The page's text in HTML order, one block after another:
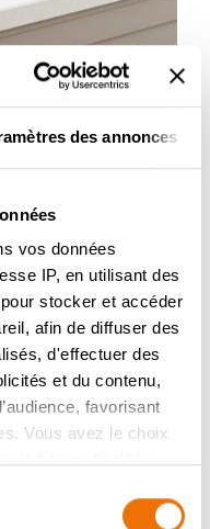
des annonces
vos données
IP, en utilisant des
stocker et accéder
afin de diffuser des
d'effectuer des
et du contenu,
favorisant
Vous avez le choix
relative aux